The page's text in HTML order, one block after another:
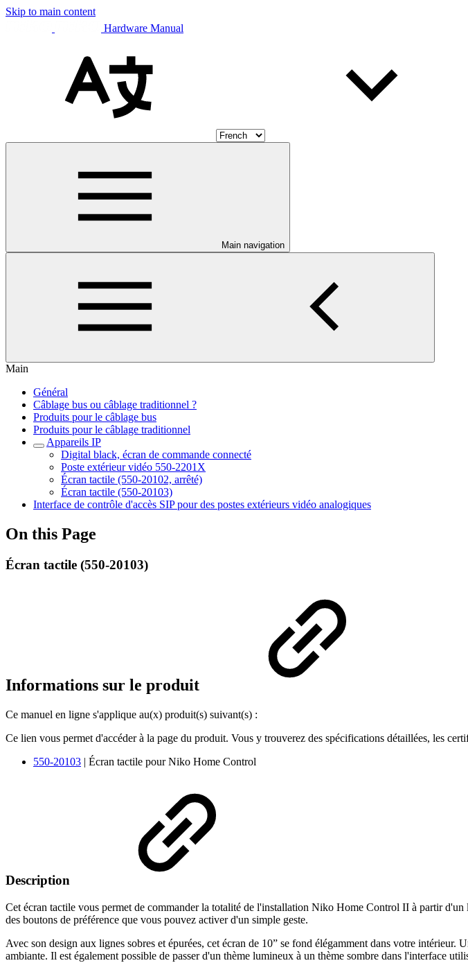
Skip to main content
Hardware Manual
Main navigation
Main
Général
Câblage bus ou câblage traditionnel ?
Produits pour le câblage bus
Produits pour le câblage traditionnel
Appareils IP
Digital black, écran de commande connecté
Poste extérieur vidéo 550-2201X
Écran tactile (550-20102, arrêté)
Écran tactile (550-20103)
Interface de contrôle d'accès SIP pour des postes extérieurs vidéo analogiques
On this Page
Écran tactile (550-20103)
Informations sur le produit
Ce manuel en ligne s'applique au(x) produit(s) suivant(s) :
Ce lien vous permet d'accéder à la page du produit. Vous y trouverez des spécifications détaillées, les
550-20103 | Écran tactile pour Niko Home Control
Description
Cet écran tactile vous permet de commander la totalité de l'installation Niko Home Control II à partir
des boutons de préférence que vous pouvez activer d'un simple geste.
Avec son design aux lignes sobres et épurées, cet écran de 10” se fond élégamment dans votre
ambiante. Il est également possible de passer d'un thème lumineux à un thème sombre dans l'interface